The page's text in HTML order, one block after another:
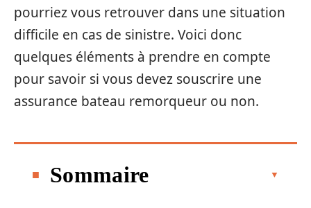
pourriez vous retrouver dans une situation
difficile en cas de sinistre. Voici donc
quelques éléments à prendre en compte
pour savoir si vous devez souscrire une
assurance bateau remorqueur ou non.
Sommaire